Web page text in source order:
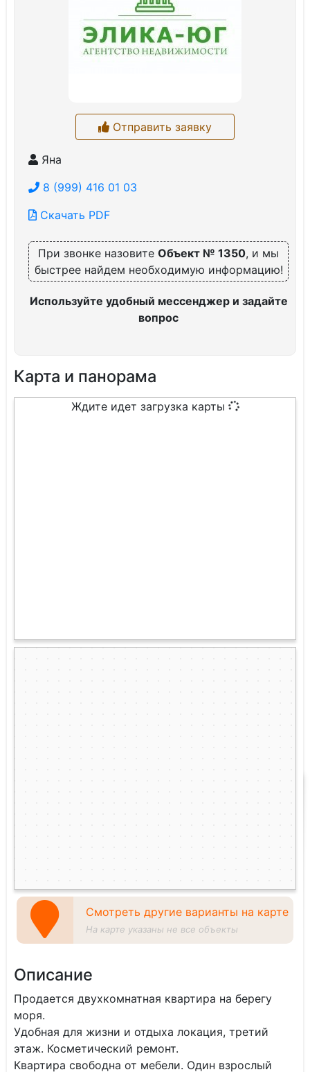
Отправить заявку
Яна
8 (999) 416 01 03
Скачать PDF
При звонке назовите Объект № 1350, и мы
быстрее найдем необходимую информацию!
Используйте удобный мессенджер и задайте
вопрос
Карта и панорама
Ждите идет загрузка карты
Смотреть другие варианты на карте
На карте указаны не все объекты
Описание
Продается двухкомнатная квартира на берегу
моря.
Удобная для жизни и отдыха локация, третий
этаж. Косметический ремонт.
Квартира свободна от мебели. Один взрослый